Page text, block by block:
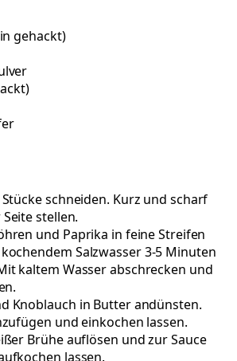
gehackt)
)
schneiden. Kurz und scharf
stellen.
und Paprika in feine Streifen
Salzwasser 3-5 Minuten
kaltem Wasser abschrecken und
Knoblauch in Butter andünsten.
und einkochen lassen.
Brühe auflösen und zur Sauce
lassen.